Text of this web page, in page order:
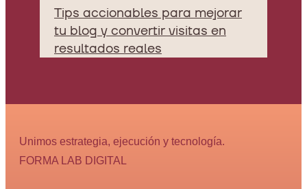
Tips accionables para mejorar
tu blog y convertir visitas en
resultados reales
Unimos estrategia, ejecución y tecnología.
FORMA LAB DIGITAL